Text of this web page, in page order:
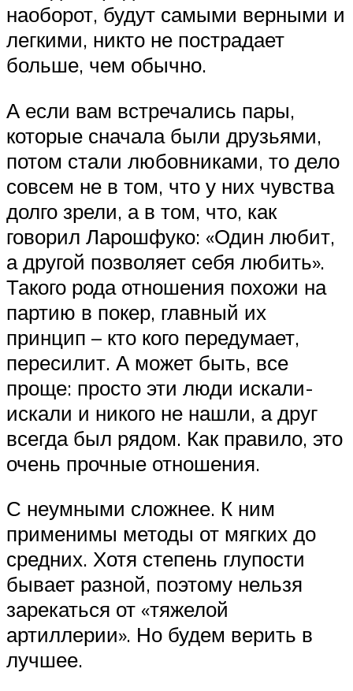
наоборот, будут самыми верными и
легкими, никто не пострадает
больше, чем обычно.
А если вам встречались пары,
которые сначала были друзьями,
потом стали любовниками, то дело
совсем не в том, что у них чувства
долго зрели, а в том, что, как
говорил Ларошфуко: «Один любит,
а другой позволяет себя любить».
Такого рода отношения похожи на
партию в покер, главный их
принцип – кто кого передумает,
пересилит. А может быть, все
проще: просто эти люди искали-
искали и никого не нашли, а друг
всегда был рядом. Как правило, это
очень прочные отношения.
С неумными сложнее. К ним
применимы методы от мягких до
средних. Хотя степень глупости
бывает разной, поэтому нельзя
зарекаться от «тяжелой
артиллерии». Но будем верить в
лучшее.